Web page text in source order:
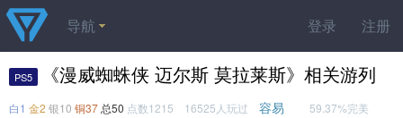
登录 注册
导航
PS5 《漫威蜘蛛侠 迈尔斯 莫拉莱斯》相关游列
白1 金2 银10 铜37 总50 点数1215 16525人玩过 容易 59.37%完美